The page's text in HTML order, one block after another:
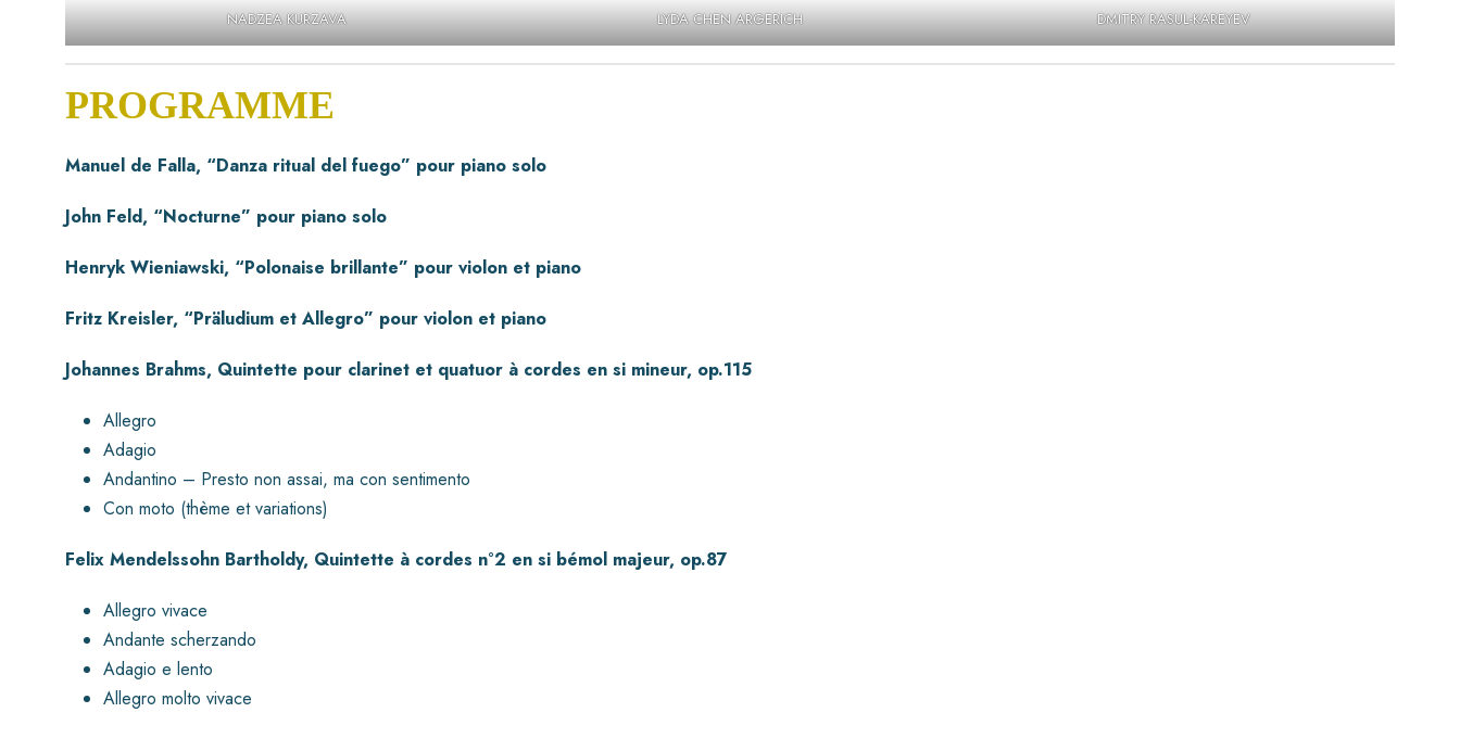
NADZEA KURZAVA LYDA CHEN ARGERICH DMITRY RASUL-KAREYEV
PROGRAMME
Manuel de Falla, “Danza ritual del fuego” pour piano solo
John Feld, “Nocturne” pour piano solo
Henryk Wieniawski, “Polonaise brillante” pour violon et piano
Fritz Kreisler, “Präludium et Allegro” pour violon et piano
Johannes Brahms, Quintette pour clarinet et quatuor à cordes en si mineur, op.115
Allegro
Adagio
Andantino – Presto non assai, ma con sentimento
Con moto (thème et variations)
Felix Mendelssohn Bartholdy, Quintette à cordes n°2 en si bémol majeur, op.87
Allegro vivace
Andante scherzando
Adagio e lento
Allegro molto vivace